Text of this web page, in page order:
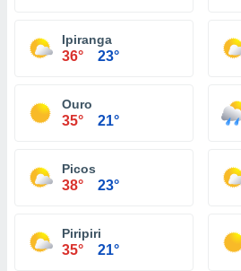
Ipiranga
36° 23°
Ouro
35° 21°
Picos
38° 23°
Piripiri
35° 21°